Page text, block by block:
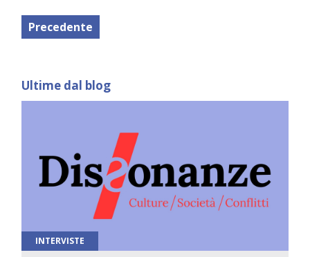
Precedente
Ultime dal blog
INTERVISTE